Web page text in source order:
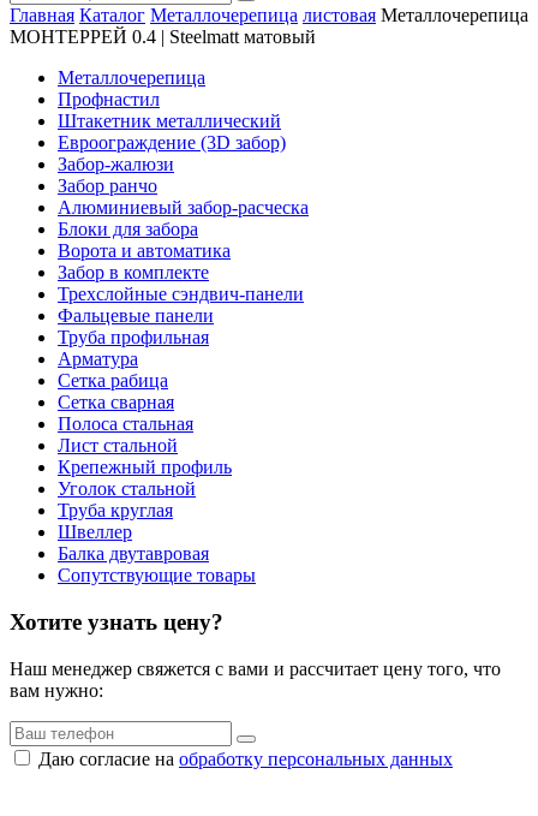
Главная Каталог Металлочерепица листовая Металлочерепица
МОНТЕРРЕЙ 0.4 | Steelmatt матовый
Металлочерепица
Профнастил
Штакетник металлический
Евроограждение (3D забор)
Забор-жалюзи
Забор ранчо
Алюминиевый забор-расческа
Блоки для забора
Ворота и автоматика
Забор в комплекте
Трехслойные сэндвич-панели
Фальцевые панели
Труба профильная
Арматура
Cетка рабица
Сетка сварная
Полоса стальная
Лист стальной
Крепежный профиль
Уголок стальной
Труба круглая
Швеллер
Балка двутавровая
Сопутствующие товары
Хотите узнать цену?
Наш менеджер свяжется с вами и рассчитает цену того, что
вам нужно:
Даю согласие на обработку персональных данных